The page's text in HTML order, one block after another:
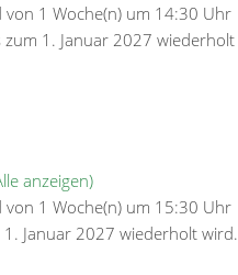
von 1 Woche(n) um 14:30 Uhr
1. Januar 2027 wiederholt
anzeigen)
von 1 Woche(n) um 15:30 Uhr
Januar 2027 wiederholt wird.